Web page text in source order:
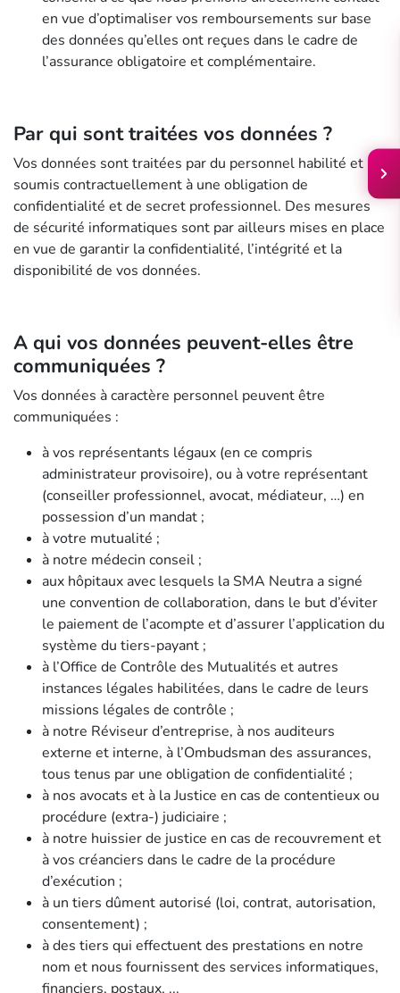
en vue d’optimaliser vos remboursements sur base
des données qu’elles ont reçues dans le cadre de
l’assurance obligatoire et complémentaire.
Par qui sont traitées vos données ?
Vos données sont traitées par du personnel habilité et
soumis contractuellement à une obligation de
confidentialité et de secret professionnel. Des mesures
de sécurité informatiques sont par ailleurs mises en place
en vue de garantir la confidentialité, l’intégrité et la
disponibilité de vos données.
A qui vos données peuvent-elles être
communiquées ?
Vos données à caractère personnel peuvent être
communiquées :
à vos représentants légaux (en ce compris
administrateur provisoire), ou à votre représentant
(conseiller professionnel, avocat, médiateur, …) en
possession d’un mandat ;
à votre mutualité ;
à notre médecin conseil ;
aux hôpitaux avec lesquels la SMA Neutra a signé
une convention de collaboration, dans le but d’éviter
le paiement de l’acompte et d’assurer l’application du
système du tiers-payant ;
à l’Office de Contrôle des Mutualités et autres
instances légales habilitées, dans le cadre de leurs
missions légales de contrôle ;
à notre Réviseur d’entreprise, à nos auditeurs
externe et interne, à l’Ombudsman des assurances,
tous tenus par une obligation de confidentialité ;
à nos avocats et à la Justice en cas de contentieux ou
procédure (extra-) judiciaire ;
à notre huissier de justice en cas de recouvrement et
à vos créanciers dans le cadre de la procédure
d’exécution ;
à un tiers dûment autorisé (loi, contrat, autorisation,
consentement) ;
à des tiers qui effectuent des prestations en notre
nom et nous fournissent des services informatiques,
financiers, postaux, ...